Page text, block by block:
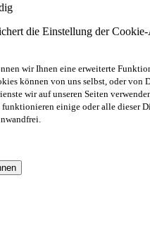
die Einstellung der
wir Ihnen eine erweiterte
können von uns selbst, oder von
wir auf unseren Seiten
einige oder alle dieser